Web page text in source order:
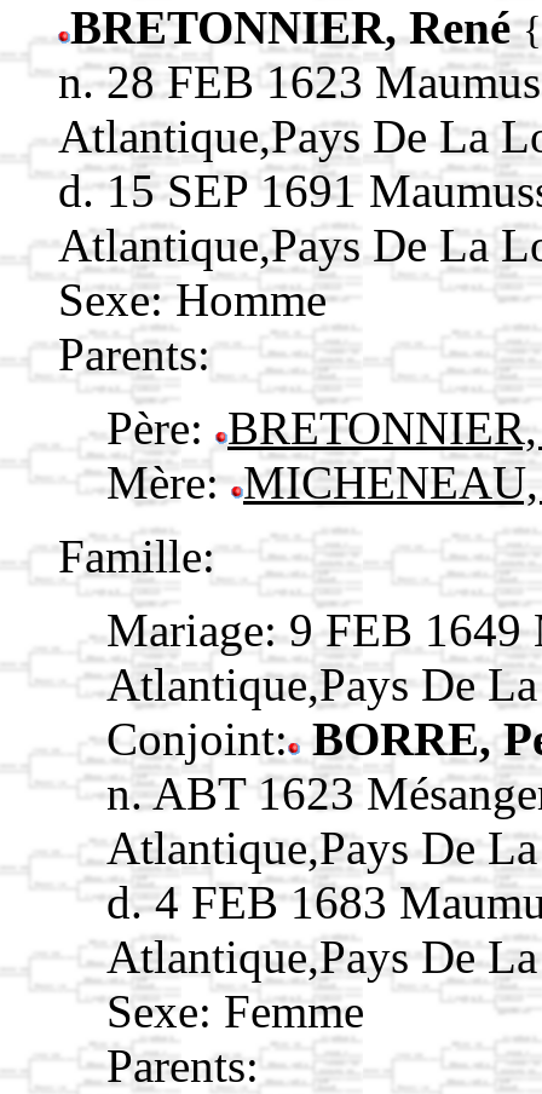
BRETONNIER, René
n. 28 FEB 1623
Atlantique,Pays De La
d. 15 SEP 1691
Atlantique,Pays De La
Sexe: Homme
Parents:
Père:
Mère:
Famille:
Mariage: 9 FEB 1649
Atlantique,Pays De
Conjoint: BORRE,
n. ABT 1623
Atlantique,Pays De
d. 4 FEB 1683
Atlantique,Pays De
Sexe: Femme
Parents: